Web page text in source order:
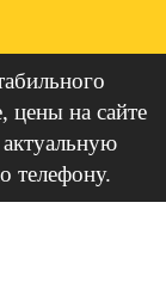
цены на сайте
телефону.